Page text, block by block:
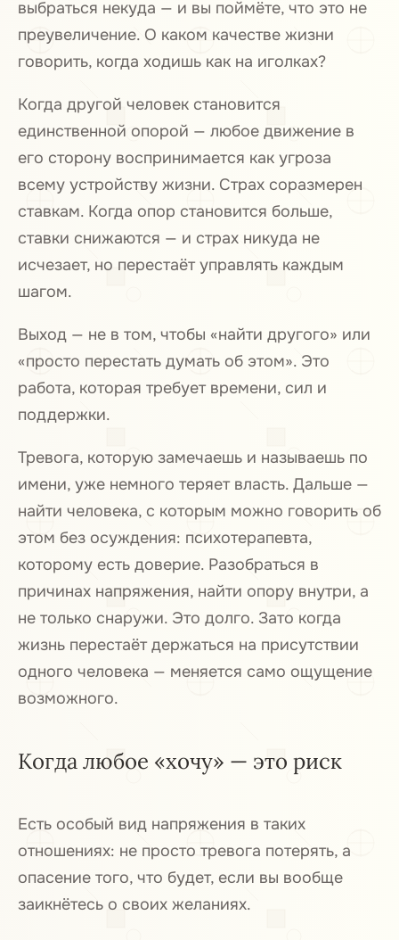
выбраться некуда — и вы поймёте, что это не
преувеличение. О каком качестве жизни
говорить, когда ходишь как на иголках?
Когда другой человек становится
единственной опорой — любое движение в
его сторону воспринимается как угроза
всему устройству жизни. Страх соразмерен
ставкам. Когда опор становится больше,
ставки снижаются — и страх никуда не
исчезает, но перестаёт управлять каждым
шагом.
Выход — не в том, чтобы «найти другого» или
«просто перестать думать об этом». Это
работа, которая требует времени, сил и
поддержки.
Тревога, которую замечаешь и называешь по
имени, уже немного теряет власть. Дальше —
найти человека, с которым можно говорить об
этом без осуждения: психотерапевта,
которому есть доверие. Разобраться в
причинах напряжения, найти опору внутри, а
не только снаружи. Это долго. Зато когда
жизнь перестаёт держаться на присутствии
одного человека — меняется само ощущение
возможного.
Когда любое «хочу» — это риск
Есть особый вид напряжения в таких
отношениях: не просто тревога потерять, а
опасение того, что будет, если вы вообще
заикнётесь о своих желаниях.